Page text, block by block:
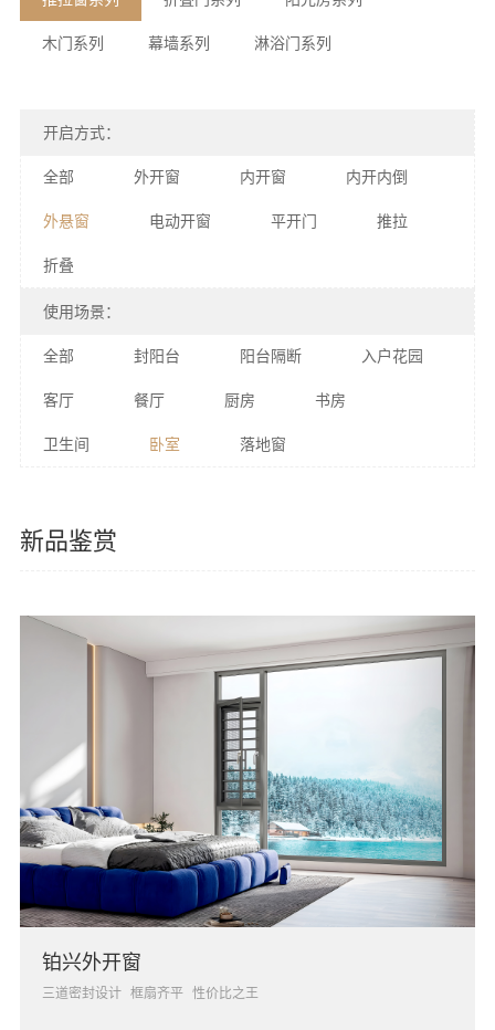
木门系列 幕墙系列 淋浴门系列
开启方式：
全部 外开窗 内开窗 内开内倒
外悬窗 电动开窗 平开门 推拉
折叠
使用场景：
全部 封阳台 阳台隔断 入户花园
客厅 餐厅 厨房 书房
卫生间 卧室 落地窗
新品鉴赏
铂兴外开窗
三道密封设计 框扇齐平 性价比之王